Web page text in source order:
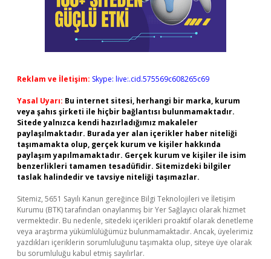
Reklam ve İletişim: Skype: live:.cid.575569c608265c69
Yasal Uyarı: Bu internet sitesi, herhangi bir marka, kurum
veya şahıs şirketi ile hiçbir bağlantısı bulunmamaktadır.
Sitede yalnızca kendi hazırladığımız makaleler
paylaşılmaktadır. Burada yer alan içerikler haber niteliği
taşımamakta olup, gerçek kurum ve kişiler hakkında
paylaşım yapılmamaktadır. Gerçek kurum ve kişiler ile isim
benzerlikleri tamamen tesadüfidir. Sitemizdeki bilgiler
taslak halindedir ve tavsiye niteliği taşımazlar.
Sitemiz, 5651 Sayılı Kanun gereğince Bilgi Teknolojileri ve İletişim
Kurumu (BTK) tarafından onaylanmış bir Yer Sağlayıcı olarak hizmet
vermektedir. Bu nedenle, sitedeki içerikleri proaktif olarak denetleme
veya araştırma yükümlülüğümüz bulunmamaktadır. Ancak, üyelerimiz
yazdıkları içeriklerin sorumluluğunu taşımakta olup, siteye üye olarak
bu sorumluluğu kabul etmiş sayılırlar.